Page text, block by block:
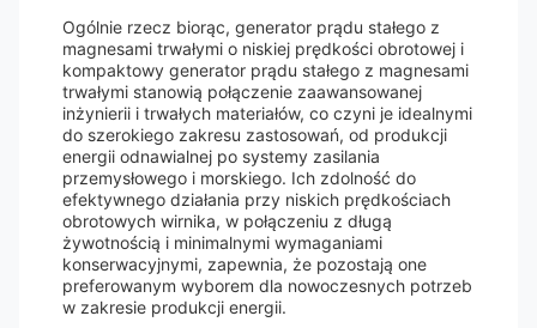
Ogólnie rzecz biorąc, generator prądu stałego z
magnesami trwałymi o niskiej prędkości obrotowej i
kompaktowy generator prądu stałego z magnesami
trwałymi stanowią połączenie zaawansowanej
inżynierii i trwałych materiałów, co czyni je idealnymi
do szerokiego zakresu zastosowań, od produkcji
energii odnawialnej po systemy zasilania
przemysłowego i morskiego. Ich zdolność do
efektywnego działania przy niskich prędkościach
obrotowych wirnika, w połączeniu z długą
żywotnością i minimalnymi wymaganiami
konserwacyjnymi, zapewnia, że pozostają one
preferowanym wyborem dla nowoczesnych potrzeb
w zakresie produkcji energii.